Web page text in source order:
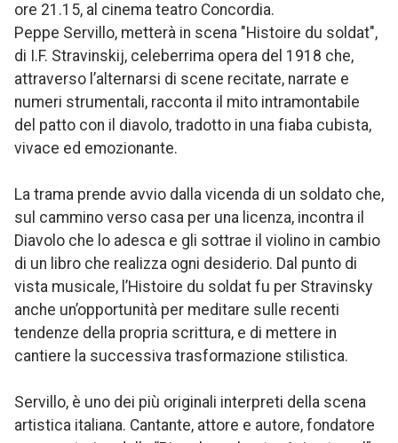
ore 21.15, al cinema teatro Concordia.
Peppe Servillo, metterà in scena "Histoire du soldat",
di I.F. Stravinskij, celeberrima opera del 1918 che,
attraverso l’alternarsi di scene recitate, narrate e
numeri strumentali, racconta il mito intramontabile
del patto con il diavolo, tradotto in una fiaba cubista,
vivace ed emozionante.
La trama prende avvio dalla vicenda di un soldato che,
sul cammino verso casa per una licenza, incontra il
Diavolo che lo adesca e gli sottrae il violino in cambio
di un libro che realizza ogni desiderio. Dal punto di
vista musicale, l’Histoire du soldat fu per Stravinsky
anche un’opportunità per meditare sulle recenti
tendenze della propria scrittura, e di mettere in
cantiere la successiva trasformazione stilistica.
Servillo, è uno dei più originali interpreti della scena
artistica italiana. Cantante, attore e autore, fondatore